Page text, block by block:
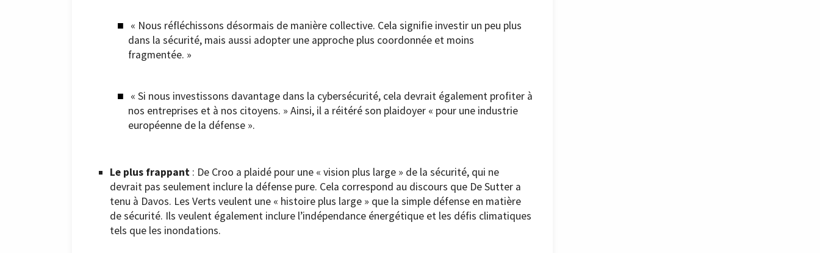
« Nous réfléchissons désormais de manière collective. Cela signifie investir un peu plus
dans la sécurité, mais aussi adopter une approche plus coordonnée et moins
fragmentée. »
« Si nous investissons davantage dans la cybersécurité, cela devrait également profiter à
nos entreprises et à nos citoyens. » Ainsi, il a réitéré son plaidoyer « pour une industrie
européenne de la défense ».
Le plus frappant : De Croo a plaidé pour une « vision plus large » de la sécurité, qui ne
devrait pas seulement inclure la défense pure. Cela correspond au discours que De Sutter a
tenu à Davos. Les Verts veulent une « histoire plus large » que la simple défense en matière
de sécurité. Ils veulent également inclure l’indépendance énergétique et les défis climatiques
tels que les inondations.